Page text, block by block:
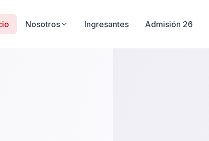
Nosotros Ingresantes Admisión 26